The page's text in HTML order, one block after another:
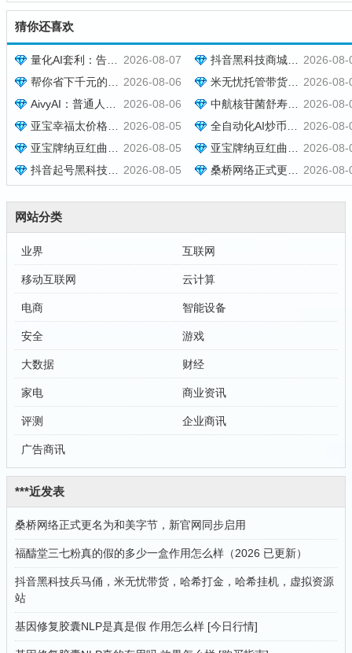
猜你还喜欢
2026-08-07
量化AI套利：告别凭感觉炒币，泰尔量化才是专业玩家的盈利神器 2026-08-
抖音黑科技商城快速涨粉开橱窗，米无忧带货抖音授权，托管躺赚！
2026-08-06
帮你省下千元的抖音黑科技快手直播间人气涨粉点赞云端商城免费送 2026-08-
米无忧托管带货，靠抖音黑科技快速涨粉起号，零基础日入1000+！
2026-08-06
AivyAI：普通人能参与的AI风口，零撸AVAX，首码上线速度上车！ 2026-08-
中航核苷菌舒寿方多少钱一盒 功效如何 [2026报价]
2026-08-05
亚宝幸福太价格效果介绍，现货秒发批发报价与用法用量参考 2026-08-
全自动化AI炒币量化，每日稳定收益几百，24小时全自动挂机操作！
2026-08-05
亚宝牌纳豆红曲胶囊多少钱一盒？效果好不好与订购方式说明 2026-08-
亚宝牌纳豆红曲胶囊在哪里可以买到？订购价格与用法用量说明
2026-08-05
抖音起号黑科技万粉项目：3个月变现50W，收益无限放大！ 2026-08-
桑桥网络正式更名为和美字节，新官网同步启用
网站分类
业界 互联网
移动互联网 云计算
电商 智能设备
安全 游戏
大数据 财经
家电 商业资讯
评测 企业商讯
广告商讯
***近发表
桑桥网络正式更名为和美字节，新官网同步启用
福醻堂三七粉真的假的多少一盒作用怎么样（2026 已更新）
抖音黑科技兵马俑，米无忧带货，哈希打金，哈希挂机，虚拟资源
站
基因修复胶囊NLP是真是假 作用怎么样 [今日行情]